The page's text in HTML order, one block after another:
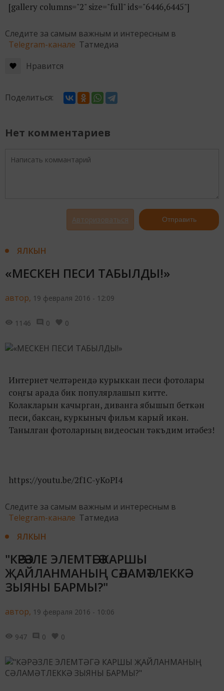
[gallery columns="2" size="full" ids="6446,6445"]
Следите за самым важным и интересным в
Telegram-канале Татмедиа
Нравится
Поделиться:
Нет комментариев
Авторизоваться Отправить
ЯЛКЫН
«МЕСКЕН ПЕСИ ТАБЫЛДЫ!»
автор, 19 февраля 2016 - 12:09
1146 0 0
Интернет челтәрендә курыккан песи фотолары
соңгы арада бик популярлашып китте.
Колакларын качырган, диванга ябышып беткән
песи, баксаң, куркыныч фильм карый икән.
Танылган фотоларның видеосын тәкъдим итәбез!
https://youtu.be/2f1C-yKoPI4
Следите за самым важным и интересным в
Telegram-канале Татмедиа
ЯЛКЫН
"КӘРӘЗЛЕ ЭЛЕМТӘГӘ КАРШЫ
ҖАЙЛАНМАНЫҢ СӘЛАМӘТЛЕККӘ
ЗЫЯНЫ БАРМЫ?"
автор, 19 февраля 2016 - 10:06
947 0 0